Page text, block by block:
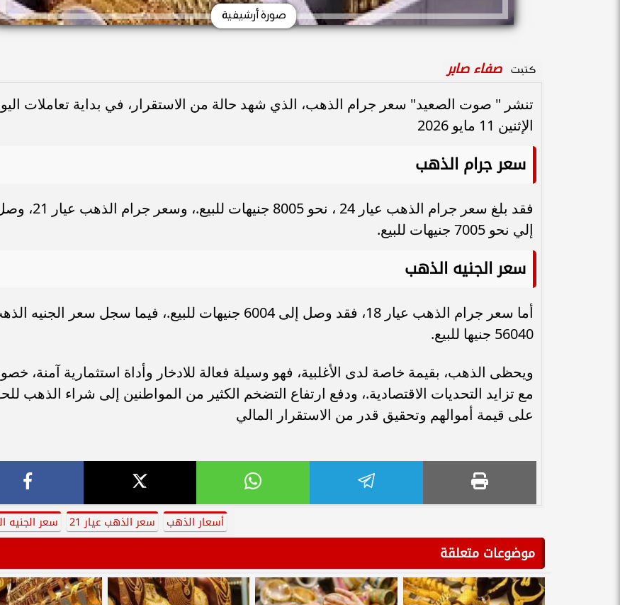
صورة أرشيفية
كتبت صفاء صابر
تنشر " صوت الصعيد" سعر جرام الذهب، الذي شهد حالة من الاستقرار، في بداية تعاملات
الإثنين 11 مايو 2026
سعر جرام الذهب
فقد بلغ سعر جرام الذهب عيار 24 ، نحو 8005 جنيهات للبيع.، وسعر جرام
إلي نحو 7005 جنيهات للبيع.
سعر الجنيه الذهب
أما سعر جرام الذهب عيار 18، فقد وصل إلى 6004 جنيهات للبيع.، فيما سجل سعر الجنيه
56040 جنيها للبيع.
ويحظى الذهب، بقيمة خاصة لدى الأغلبية، فهو وسيلة فعالة للادخار وأداة استثمارية آمنة،
مع تزايد التحديات الاقتصادية.، ودفع ارتفاع التضخم الكثير من المواطنين إلى شراء الذهب
على قيمة أموالهم وتحقيق قدر من الاستقرار المالي
أسعار الذهب سعر الذهب عيار 21 سعر الجنيه
موضوعات متعلقة